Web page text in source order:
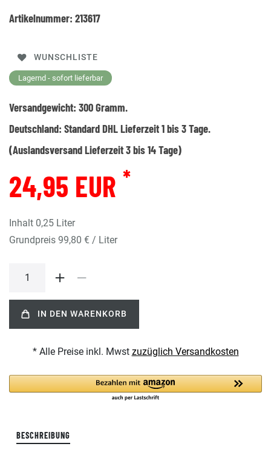
Artikelnummer: 213617
WUNSCHLISTE
Lagernd - sofort lieferbar
Versandgewicht: 300Gramm.
Deutschland: Standard DHL Lieferzeit 1 bis 3 Tage.
(Auslandsversand Lieferzeit 3 bis 14 Tage)
24,95 EUR *
Inhalt 0,25 Liter
Grundpreis 99,80 € / Liter
IN DEN WARENKORB
* Alle Preise inkl. Mwst zuzüglich Versandkosten
BESCHREIBUNG